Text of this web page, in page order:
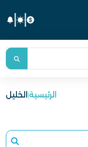
الرئيسية| الخليل